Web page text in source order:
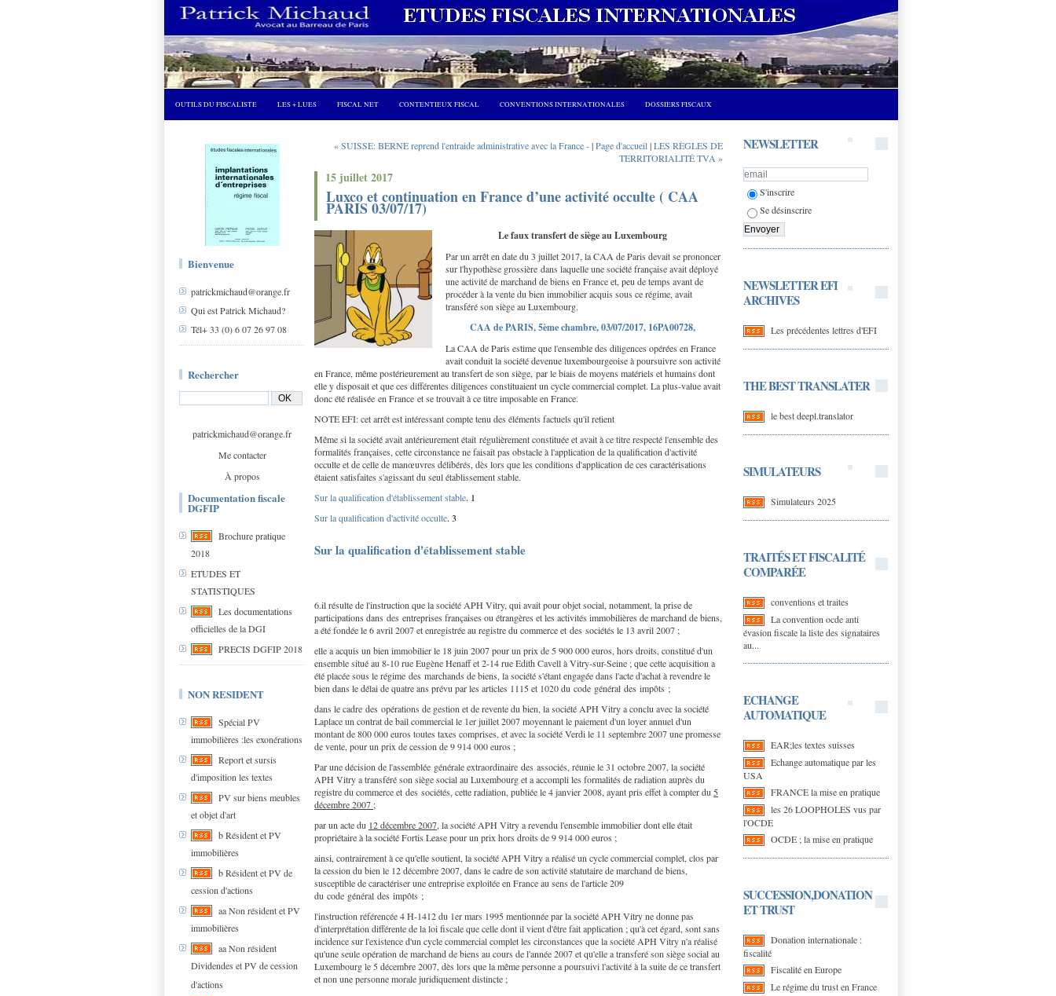
OUTILS DU FISCALISTE LES + LUES FISCAL NET CONTENTIEUX FISCAL CONVENTIONS INTERNATIONALES DOSSIERS FISCAUX
Bienvenue
patrickmichaud@orange.fr
Qui est Patrick Michaud?
Tél+ 33 (0) 6 07 26 97 08
Rechercher
patrickmichaud@orange.fr
Me contacter
À propos
Documentation fiscale
DGFIP
Brochure pratique
2018
ETUDES ET
STATISTIQUES
Les documentations
officielles de la DGI
PRECIS DGFIP 2018
NON RESIDENT
Spécial PV
immobilières :les exonérations
Report et sursis
d'imposition les textes
PV sur biens meubles
et objet d'art
b Résident et PV
immobilières
b Résident et PV de
cession d'actions
aa Non résident et PV
immobilières
aa Non résident
Dividendes et PV de cession
d'actions
NEWSLETTER
S'inscrire
Se désinscrire
NEWSLETTER EFI
ARCHIVES
Les précédentes lettres d'EFI
THE BEST TRANSLATER
le best deepl.translator
SIMULATEURS
Simulateurs 2025
TRAITÉS ET FISCALITÉ
COMPARÉE
conventions et traites
La convention ocde anti
évasion fiscale la liste des signataires
au...
ECHANGE
AUTOMATIQUE
EAR;les textes suisses
Echange automatique par les
USA
FRANCE la mise en pratique
les 26 LOOPHOLES vus par
l'OCDE
OCDE ; la mise en pratique
SUCCESSION,DONATION
ET TRUST
Donation internationale :
fiscalité
Fiscalité en Europe
Le régime du trust en France
« SUISSE: BERNE reprend l'entraide administrative avec la France -|Page d'accueil|LES RÈGLES DE
TERRITORIALITÉ TVA »
15 juillet 2017
Luxco et continuation en France d’une activité occulte ( CAA
PARIS 03/07/17)
Le faux transfert de siège au Luxembourg
Par un arrêt en date du 3 juillet 2017, la CAA de Paris devait se prononcer
sur l'hypothèse grossière dans laquelle une société française avait déployé
une activité de marchand de biens en France et, peu de temps avant de
procéder à la vente du bien immobilier acquis sous ce régime, avait
transféré son siège au Luxembourg.
CAA de PARIS, 5ème chambre, 03/07/2017, 16PA00728,
La CAA de Paris estime que l'ensemble des diligences opérées en France
avait conduit la société devenue luxembourgeoise à poursuivre son activité
en France, même postérieurement au transfert de son siège, par le biais de moyens matériels et humains dont
elle y disposait et que ces différentes diligences constituaient un cycle commercial complet. La plus-value avait
donc été réalisée en France et se trouvait à ce titre imposable en France.
NOTE EFI: cet arrêt est intéressant compte tenu des éléments factuels qu'il retient
Même si la société avait antérieurement était régulièrement constituée et avait à ce titre respecté l'ensemble des
formalités françaises, cette circonstance ne faisait pas obstacle à l'application de la qualification d'activité
occulte et de celle de manœuvres délibérés, dès lors que les conditions d'application de ces caractérisations
étaient satisfaites s'agissant du seul établissement stable.
Sur la qualification d'établissement stable. 1
Sur la qualification d'activité occulte. 3
Sur la qualification d'établissement stable
6.il résulte de l'instruction que la société APH Vitry, qui avait pour objet social, notamment, la prise de
participations dans des entreprises françaises ou étrangères et les activités immobilières de marchand de biens,
a été fondée le 6 avril 2007 et enregistrée au registre du commerce et des sociétés le 13 avril 2007 ;
elle a acquis un bien immobilier le 18 juin 2007 pour un prix de 5 900 000 euros, hors droits, constitué d'un
ensemble situé au 8-10 rue Eugène Henaff et 2-14 rue Edith Cavell à Vitry-sur-Seine ; que cette acquisition a
été placée sous le régime des marchands de biens, la société s'étant engagée dans l'acte d'achat à revendre le
bien dans le délai de quatre ans prévu par les articles 1115 et 1020 du code général des impôts ;
dans le cadre des opérations de gestion et de revente du bien, la société APH Vitry a conclu avec la société
Laplace un contrat de bail commercial le 1er juillet 2007 moyennant le paiement d'un loyer annuel d'un
montant de 800 000 euros toutes taxes comprises, et avec la société Verdi le 11 septembre 2007 une promesse
de vente, pour un prix de cession de 9 914 000 euros ;
Par une décision de l'assemblée générale extraordinaire des associés, réunie le 31 octobre 2007, la société
APH Vitry a transféré son siège social au Luxembourg et a accompli les formalités de radiation auprès du
registre du commerce et des sociétés, cette radiation, publiée le 4 janvier 2008, ayant pris effet à compter du 5
décembre 2007 ;
par un acte du 12 décembre 2007, la société APH Vitry a revendu l'ensemble immobilier dont elle était
propriétaire à la société Fortis Lease pour un prix hors droits de 9 914 000 euros ;
ainsi, contrairement à ce qu'elle soutient, la société APH Vitry a réalisé un cycle commercial complet, clos par
la cession du bien le 12 décembre 2007, dans le cadre de son activité statutaire de marchand de biens,
susceptible de caractériser une entreprise exploitée en France au sens de l'article 209
du code général des impôts ;
l'instruction référencée 4 H-1412 du 1er mars 1995 mentionnée par la société APH Vitry ne donne pas
d'interprétation différente de la loi fiscale que celle dont il vient d'être fait application ; qu'à cet égard, sont sans
incidence sur l'existence d'un cycle commercial complet les circonstances que la société APH Vitry n'a réalisé
qu'une seule opération de marchand de biens au cours de l'année 2007 et qu'elle a transferé son siège social au
Luxembourg le 5 décembre 2007, dès lors que la même personne a poursuivi l'activité à la suite de ce transfert
et non une personne morale juridiquement distincte ;